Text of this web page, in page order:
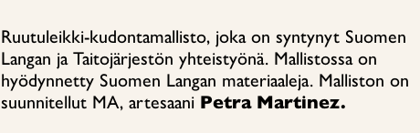
Ruutuleikki-kudontamallisto, joka on syntynyt Suomen
Langan ja Taitojärjestön yhteistyönä. Mallistossa on
hyödynnetty Suomen Langan materiaaleja. Malliston on
suunnitellut MA, artesaani Petra Martinez.